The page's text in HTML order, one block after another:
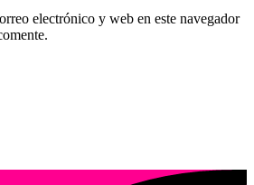
electrónico y web en este navegador